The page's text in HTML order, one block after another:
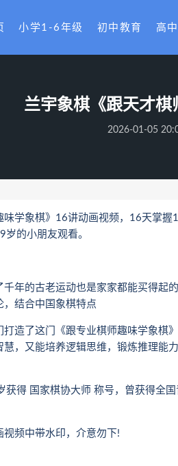
小学1-6年级 初中教育 高
兰宇象棋《跟天才
2026-01-05
象棋》16讲动画视频，16天掌握
的小朋友观看。
的古老运动也是家家都能买得起
，结合中国象棋特点
了这门《跟专业棋师趣味学象棋
，又能培养逻辑思维，锻炼推理能
国家棋协大师 称号，曾获得全国
频中带水印，介意勿下!